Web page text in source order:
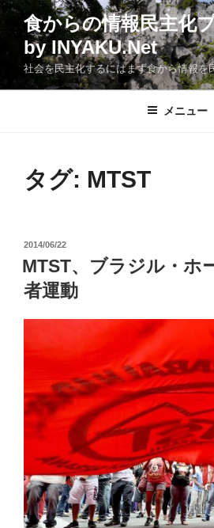
コ
食からの情報民主化
by INYAKU.Net
社会を民主化するにはまず食から情報を
メニュー
タグ: MTST
投
稿
日:
2014/06/22
MTST、ブラジル・ホ
者運動